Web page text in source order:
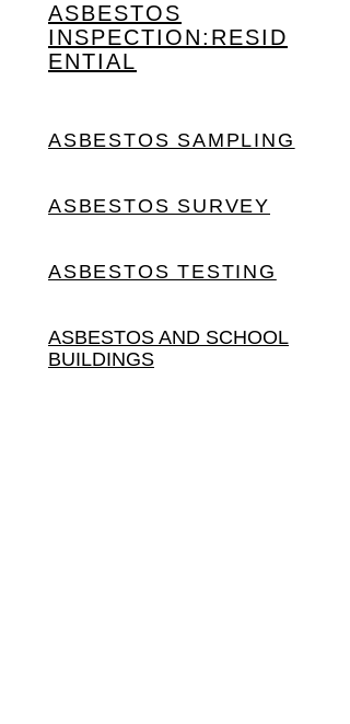
ASBESTOS
INSPECTION: RESID
ENTIAL
ASBESTOS SAMPLING
ASBESTOS SURVEY
ASBESTOS TESTING
ASBESTOS AND SCHOOL
BUILDINGS